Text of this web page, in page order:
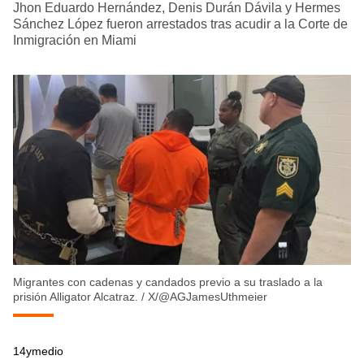
Jhon Eduardo Hernández, Denis Durán Dávila y Hermes
Sánchez López fueron arrestados tras acudir a la Corte de
Inmigración en Miami
Migrantes con cadenas y candados previo a su traslado a la
prisión Alligator Alcatraz. / X/@AGJamesUthmeier
14ymedio